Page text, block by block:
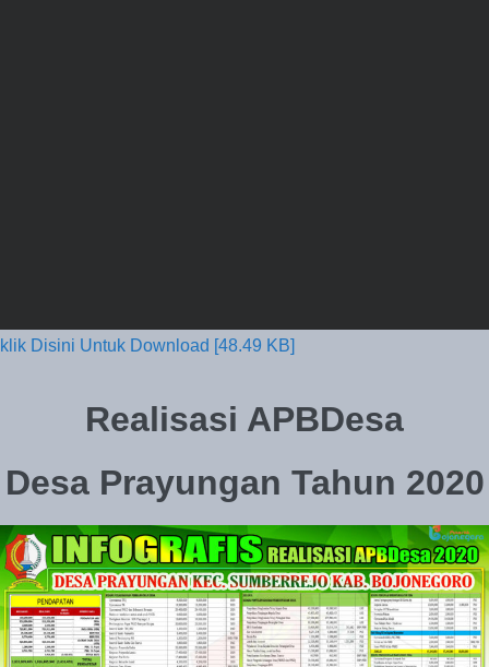
klik Disini Untuk Download [48.49 KB]
Realisasi APBDesa
Desa Prayungan Tahun 2020